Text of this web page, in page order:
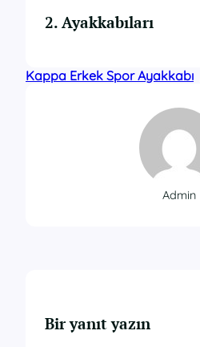
2. Ayakkabıları
Kappa Erkek Spor Ayakkabı
Admin
Bir yanıt yazın